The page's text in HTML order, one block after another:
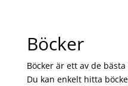
Böcker
Böcker är ett av de
Du kan enkelt hitta